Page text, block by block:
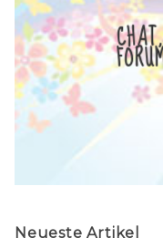
Neueste Artikel